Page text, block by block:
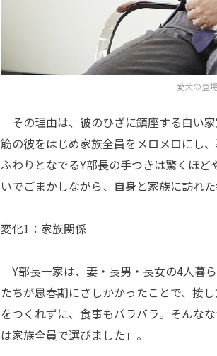
愛犬の登
その理由は、彼のひざに鎮座する白い
筋の彼をはじめ家族全員をメロメロにし
ふわりとなでるY部長の手つきは驚くほ
いでごまかしながら、自身と家族に訪れ
変化1：家族関係
Y部長一家は、妻・長男・長女の4人暮
たちが思春期にさしかかったことで、接
をつくれずに、食事もバラバラ。そんな
は家族全員で選びました」。